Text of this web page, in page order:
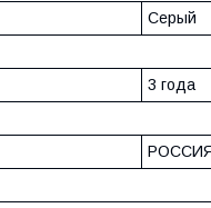
Серый
3 года